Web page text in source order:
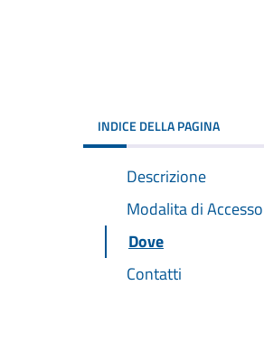
INDICE DELLA PAGINA
Descrizione
Modalita di Accesso
Dove
Contatti